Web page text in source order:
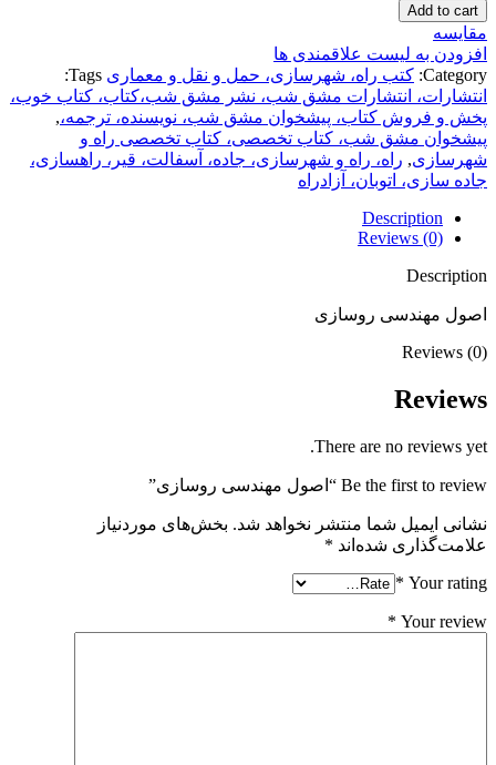
Add to cart
مقایسه
افزودن به لیست علاقمندی ها
Category: کتب راه، شهرسازی، حمل و نقل و معماری Tags:
انتشارات، انتشارات مشق شب، نشر مشق شب،کتاب، کتاب خوب،
پخش و فروش کتاب، پیشخوان مشق شب، نویسنده، ترجمه،,
پیشخوان مشق شب، کتاب تخصصی، کتاب تخصصی راه و
شهرسازی, راه، راه و شهرسازی، جاده، آسفالت، قیر، راهسازی،
جاده سازی، اتوبان، آزادراه
Description
Reviews (0)
Description
اصول مهندسی روسازی
Reviews (0)
Reviews
There are no reviews yet.
Be the first to review “اصول مهندسی روسازی”
نشانی ایمیل شما منتشر نخواهد شد. بخش‌های موردنیاز
علامت‌گذاری شده‌اند *
Your rating
*
Your review
*